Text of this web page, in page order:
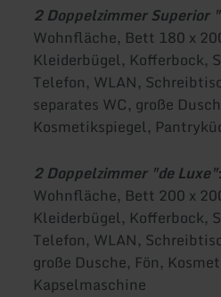
2 Doppelzimmer Superior
Wohnfläche, Bett 180 x
Kleiderbügel, Kofferbock,
Telefon, WLAN,
separates WC, große
Kosmetikspiegel,
2 Doppelzimmer "de Luxe":
Wohnfläche, Bett 200 x
Kleiderbügel, Kofferbock,
Telefon, WLAN,
große Dusche, Fön,
Kapselmaschine